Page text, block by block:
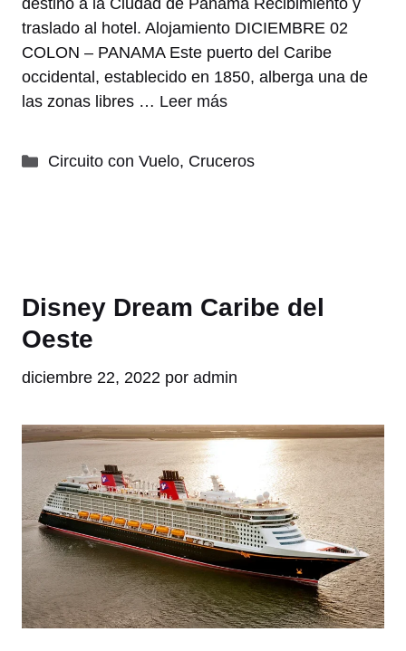
destino a la Ciudad de Panamá Recibimiento y
traslado al hotel. Alojamiento DICIEMBRE 02
COLON – PANAMA Este puerto del Caribe
occidental, establecido en 1850, alberga una de
las zonas libres … Leer más
Categorías
Circuito con Vuelo, Cruceros
Disney Dream Caribe del
Oeste
diciembre 22, 2022 por admin